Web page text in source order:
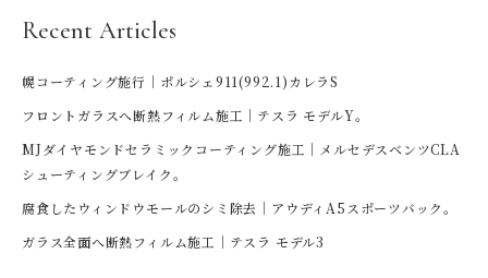
Recent Articles
幌コーティング施行｜ポルシェ911(992.1)カレラS
フロントガラスへ断熱フィルム施工｜テスラ モデルY。
MJダイヤモンドセラミックコーティング施工｜メルセデスベンツCLA
シューティングブレイク。
腐食したウィンドウモールのシミ除去｜アウディA5スポーツバック。
ガラス全面へ断熱フィルム施工｜テスラ モデル3